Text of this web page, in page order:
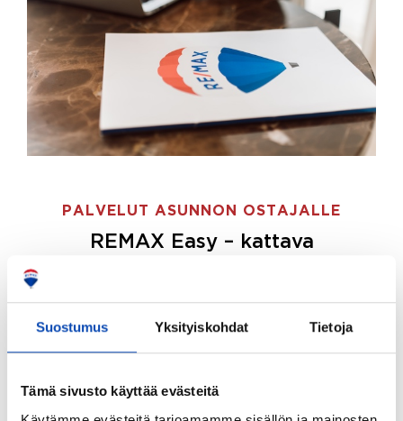
Suostumus Yksityiskohdat Tietoja
Tämä sivusto käyttää evästeitä
PALVELUT ASUNNON OSTAJALLE
REMAX Easy – kattava
ostajille.
Tee ostotoimeksianto ja etsimme juuri